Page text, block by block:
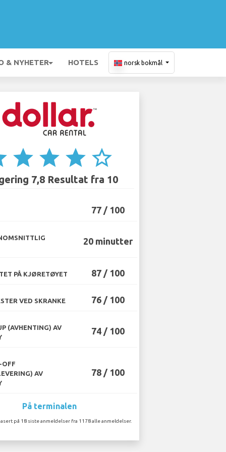
& NYHETER HOTELS norsk bokmål
star star star star_border
7,8 Resultat fra 10
77 / 100
20 minutter
PÅ KJØRETØYET 87 / 100
VED SKRANKE 76 / 100
(AVHENTING) AV
74 / 100
OFF
AV
78 / 100
På terminalen
på 18 siste anmeldelser fra 1178 alle anmeldelser.